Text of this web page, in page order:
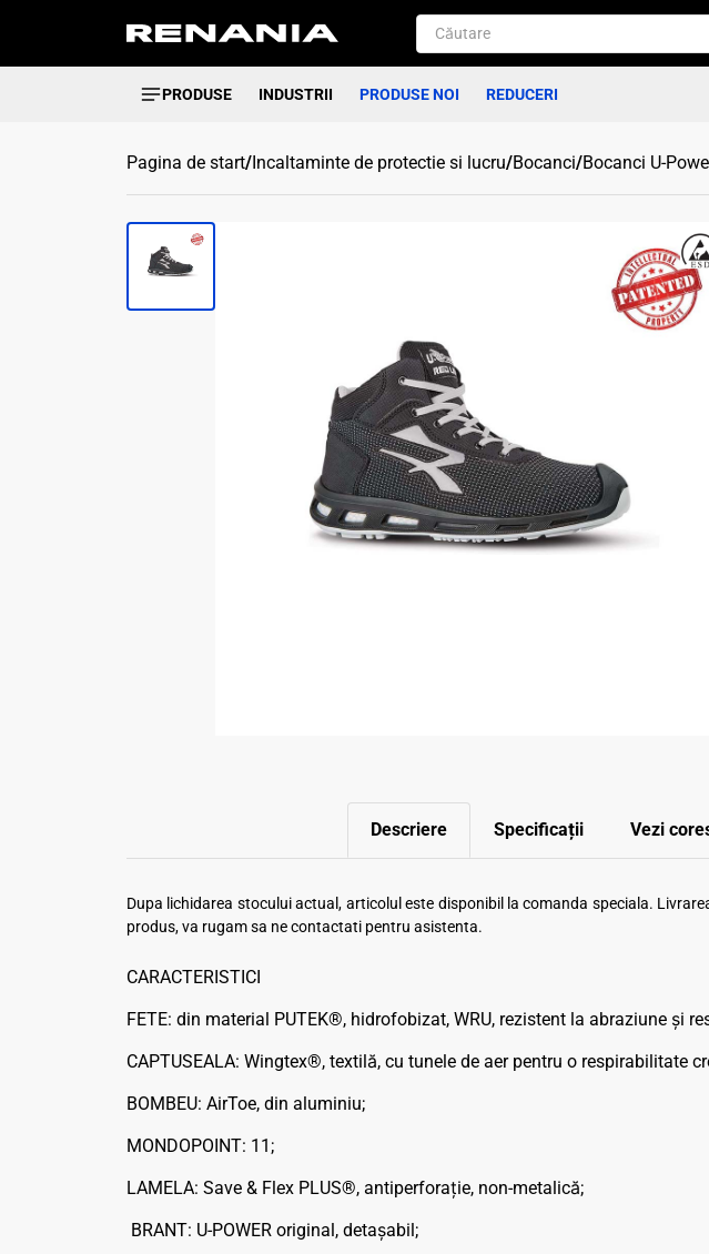
PRODUSE INDUSTRII PRODUSE NOI REDUCERI
Pagina de start/Incaltaminte de protectie si lucru/Bocanci/Bocanci U-
Descriere Specificații Vezi
Dupa lichidarea stocului actual, articolul este disponibil la comanda speciala.
produs, va rugam sa ne contactati pentru asistenta.
CARACTERISTICI
FETE: din material PUTEK®, hidrofobizat, WRU, rezistent la abraziune și
CAPTUSEALA: Wingtex®, textilă, cu tunele de aer pentru o respirabilitate
BOMBEU: AirToe, din aluminiu;
MONDOPOINT: 11;
LAMELA: Save & Flex PLUS®, antiperforație, non-metalică;
BRANT: U-POWER original, detașabil;